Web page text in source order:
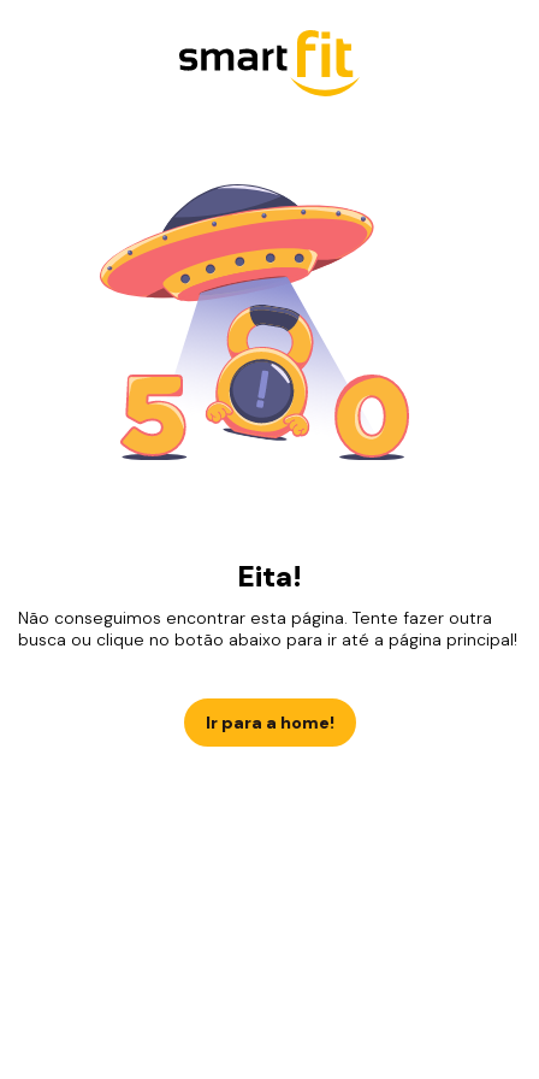
Eita!
Não conseguimos encontrar esta página. Tente fazer outra
busca ou clique no botão abaixo para ir até a página principal!
Ir para a home!